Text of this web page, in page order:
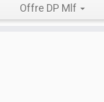
Offre DP Mlf